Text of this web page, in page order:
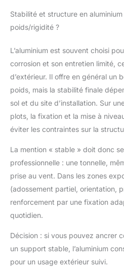
Stabilité et structure en
poids/rigidité ?
L’aluminium est souvent choisi
corrosion et son entretien limité,
d’extérieur. Il offre en général un
poids, mais la stabilité finale
sol et du site d’installation. Sur
plots, la fixation et la mise à
éviter les contraintes sur la
La mention « stable » doit donc
professionnelle : une tonnelle,
prise au vent. Dans les zones
(adossement partiel, orientation,
renforcement par une fixation
quotidien.
Décision : si vous pouvez ancrer
un support stable, l’aluminium
pour un usage extérieur suivi.